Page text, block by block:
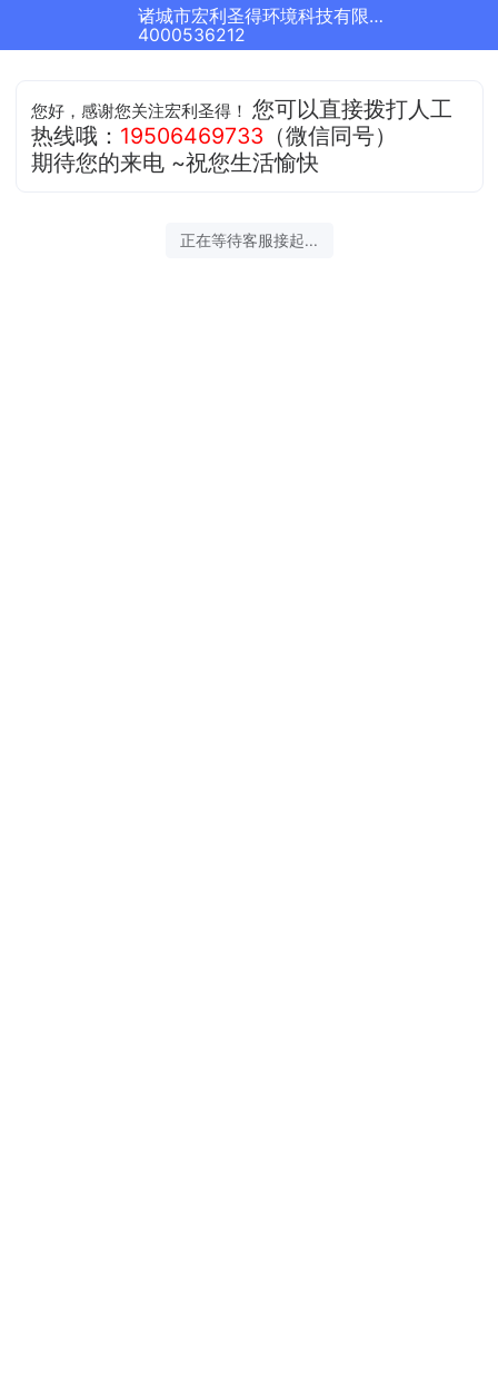
诸城市宏利圣得环境科技有限公司正在为您服务
4000536212
您好，感谢您关注宏利圣得！您可以直接拨打人工
热线哦： 19506469733 （微信同号）
期待您的来电 ~祝您生活愉快
正在等待客服接起...